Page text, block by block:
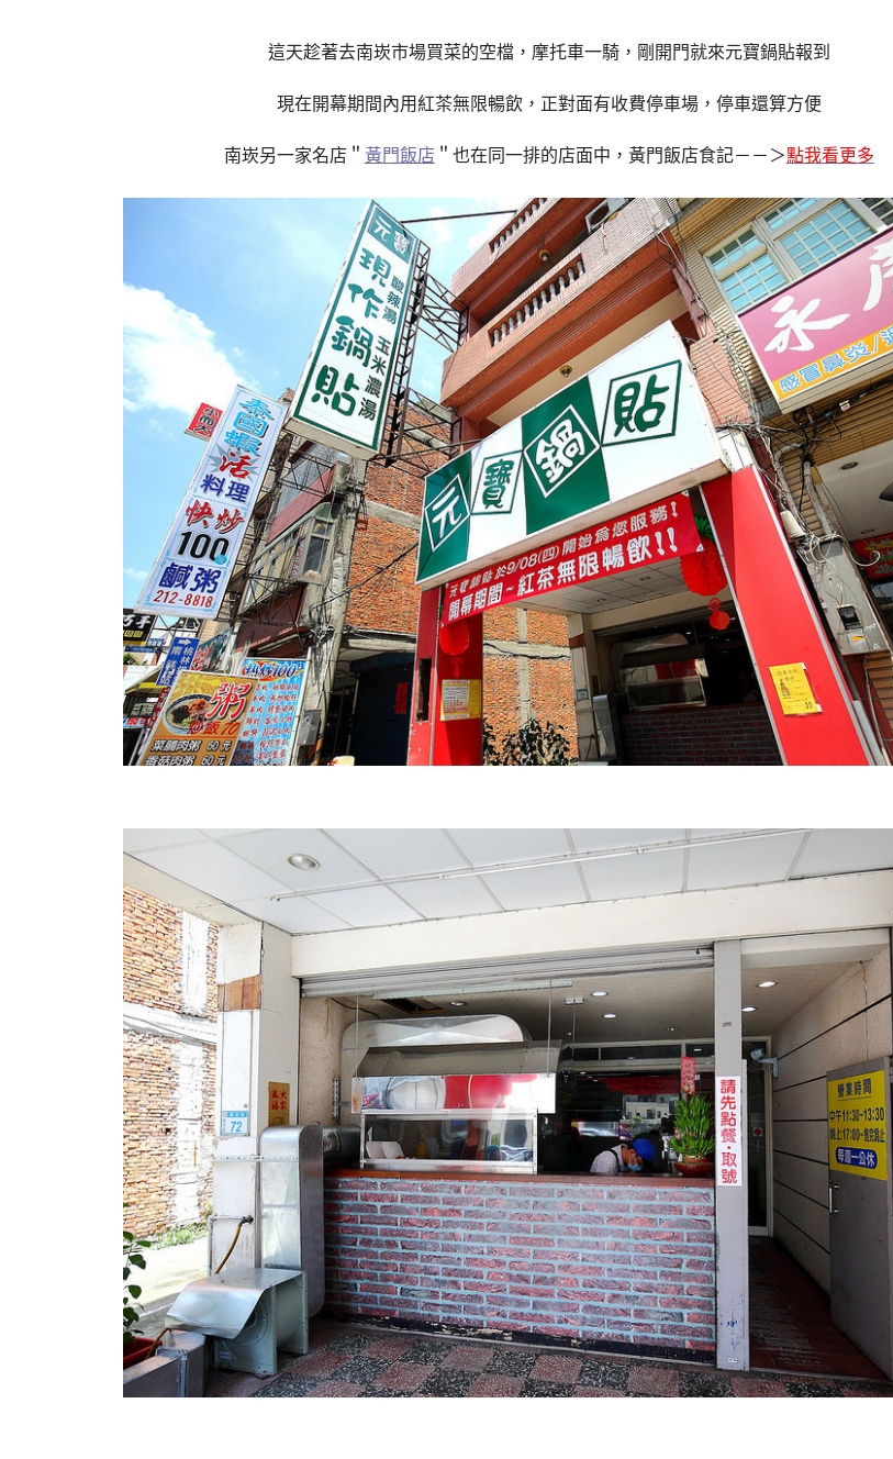
這天趁著去南崁市場買菜的空檔，摩托車一騎，剛開門就來元寶鍋貼報到
現在開幕期間內用紅茶無限暢飲，正對面有收費停車場，停車還算方便
南崁另一家名店＂ 黃門飯店 ＂也在同一排的店面中，黃門飯店食記－－＞點我看更多